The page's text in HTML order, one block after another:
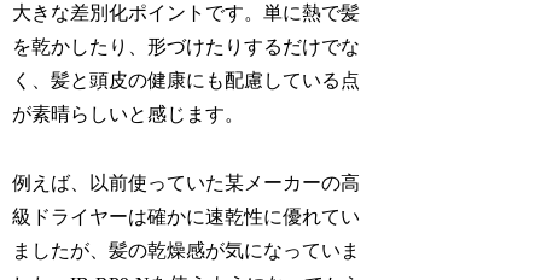
大きな差別化ポイントです。単に熱で髪
を乾かしたり、形づけたりするだけでな
く、髪と頭皮の健康にも配慮している点
が素晴らしいと感じます。
例えば、以前使っていた某メーカーの高
級ドライヤーは確かに速乾性に優れてい
ましたが、髪の乾燥感が気になっていま